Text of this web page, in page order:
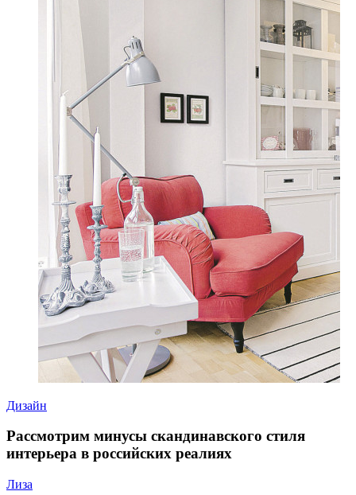
Дизайн
Рассмотрим минусы скандинавского стиля
интерьера в российских реалиях
Лиза